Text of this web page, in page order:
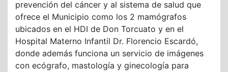
prevención del cáncer y al sistema de salud que
ofrece el Municipio como los 2 mamógrafos
ubicados en el HDI de Don Torcuato y en el
Hospital Materno Infantil Dr. Florencio Escardó,
donde además funciona un servicio de imágenes
con ecógrafo, mastología y ginecología para